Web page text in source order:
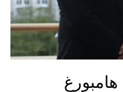
هامبورغ